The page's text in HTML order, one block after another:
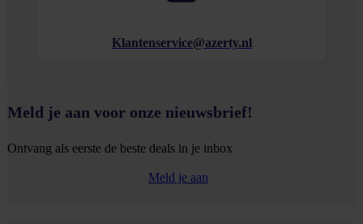
Klantenservice@azerty.nl
Meld je aan voor onze nieuwsbrief!
Ontvang als eerste de beste deals in je inbox
Meld je aan